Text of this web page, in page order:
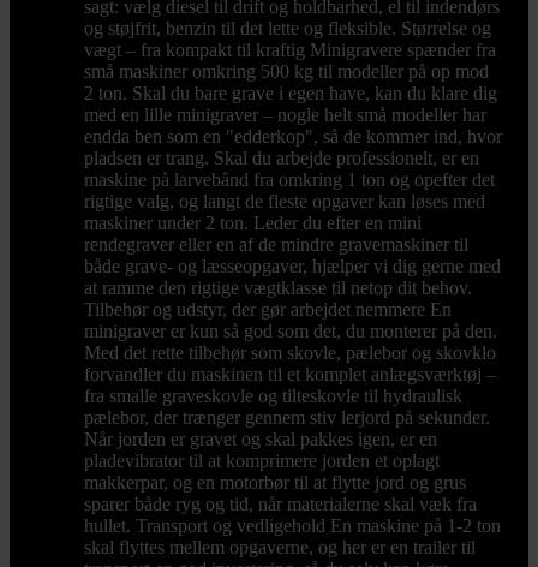
sagt: vælg diesel til drift og holdbarhed, el til indendørs
og støjfrit, benzin til det lette og fleksible. Størrelse og
vægt – fra kompakt til kraftig Minigravere spænder fra
små maskiner omkring 500 kg til modeller på op mod
2 ton. Skal du bare grave i egen have, kan du klare dig
med en lille minigraver – nogle helt små modeller har
endda ben som en "edderkop", så de kommer ind, hvor
pladsen er trang. Skal du arbejde professionelt, er en
maskine på larvebånd fra omkring 1 ton og opefter det
rigtige valg, og langt de fleste opgaver kan løses med
maskiner under 2 ton. Leder du efter en mini
rendegraver eller en af de mindre gravemaskiner til
både grave- og læsseopgaver, hjælper vi dig gerne med
at ramme den rigtige vægtklasse til netop dit behov.
Tilbehør og udstyr, der gør arbejdet nemmere En
minigraver er kun så god som det, du monterer på den.
Med det rette tilbehør som skovle, pælebor og skovklo
forvandler du maskinen til et komplet anlægsværktøj –
fra smalle graveskovle og tilteskovle til hydraulisk
pælebor, der trænger gennem stiv lerjord på sekunder.
Når jorden er gravet og skal pakkes igen, er en
pladevibrator til at komprimere jorden et oplagt
makkerpar, og en motorbør til at flytte jord og grus
sparer både ryg og tid, når materialerne skal væk fra
hullet. Transport og vedligehold En maskine på 1-2 ton
skal flyttes mellem opgaverne, og her er en trailer til